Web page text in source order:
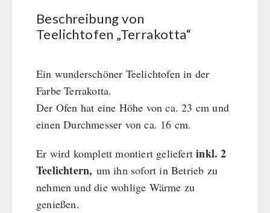
Atemschutz / ABC Schutzanzug
Gamma-Scout Geigerzähler
kingnature-Vitalstoffe
Notrationen
Schutzraum-Ausrüstung
Beschreibung von
Teelichtofen „Terrakotta“
Ein wunderschöner Teelichtofen in der
Farbe Terrakotta.
Der Ofen hat eine Höhe von ca. 23 cm und
einen Durchmesser von ca. 16 cm.
Er wird komplett montiert geliefertinkl. 2
Teelichtern, um ihn sofort in Betrieb zu
nehmen und die wohlige Wärme zu
genießen.